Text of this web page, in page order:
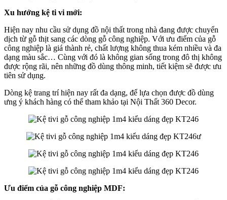
Xu hướng kệ ti vi mới:
Hiện nay nhu cầu sử dụng đồ nội thất trong nhà đang được chuyển
dịch từ gỗ thịt sang các dòng gỗ công nghiệp. Với ưu điểm của gỗ
công nghiệp là giá thành rẻ, chất lượng không thua kém nhiều và đa
dạng màu sắc… Cùng với đó là không gian sống trong đô thị không
được rộng rãi, nên những đồ dùng thông minh, tiết kiệm sẽ được ưu
tiên sử dụng.
Dòng kệ trang trí hiện nay rất đa dạng, để lựa chọn được đồ dùng
ưng ý khách hàng có thể tham khảo tại Nội Thất 360 Decor.
ư
Ưu điểm của gỗ công nghiệp MDF: